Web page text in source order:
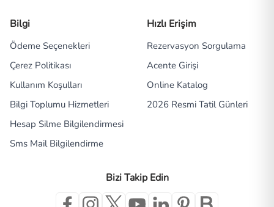
Bilgi
Ödeme Seçenekleri
Çerez Politikası
Kullanım Koşulları
Bilgi Toplumu Hizmetleri
Hesap Silme Bilgilendirmesi
Sms Mail Bilgilendirme
Hızlı Erişim
Rezervasyon Sorgulama
Acente Girişi
Online Katalog
2026 Resmi Tatil Günleri
Bizi Takip Edin